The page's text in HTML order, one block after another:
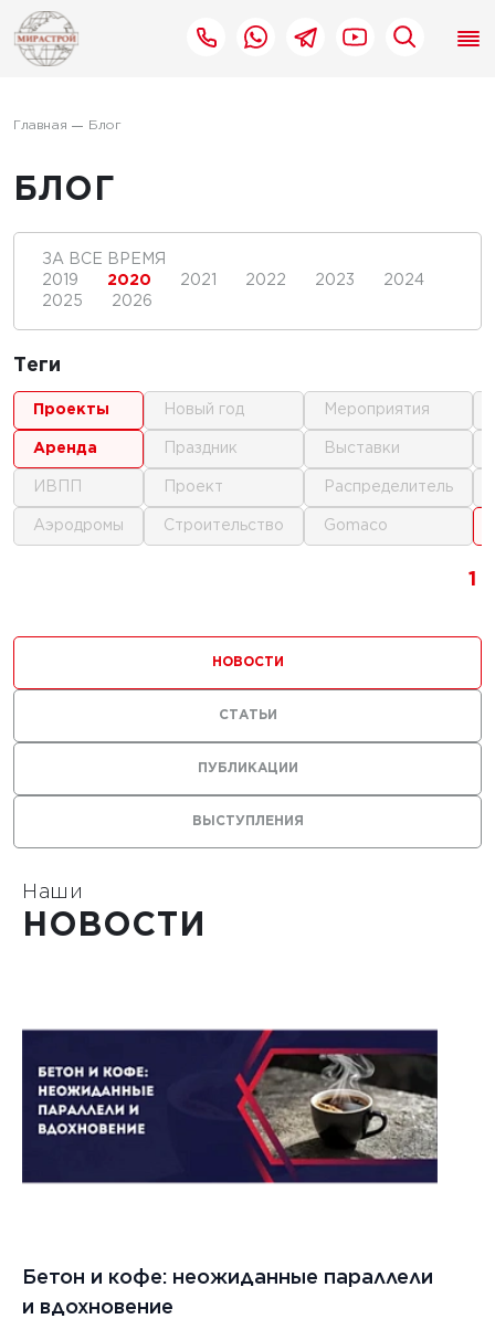
Главная Блог
БЛОГ
1
г.
1
ВЫСТУПЛЕНИЯ
ПУБЛИКАЦИИ
НОВОСТИ
СТАТЬИ
ЗА ВСЕ ВРЕМЯ
2019
2020 2021 2022 2023
2024
2025
2026
Теги
проекты
аренда
ИВПП
аэродромы
новый год
праздник
проект
строительство
мероприятия
выставки
распределитель
gomaco
Наши
НОВОСТИ
Бетон и кофе: неожиданные параллели
и вдохновение